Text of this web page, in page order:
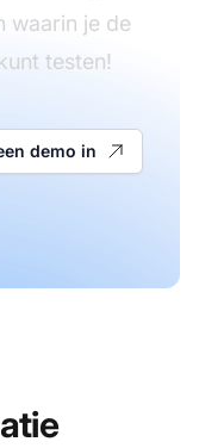
waarin je de
testen!
demo in